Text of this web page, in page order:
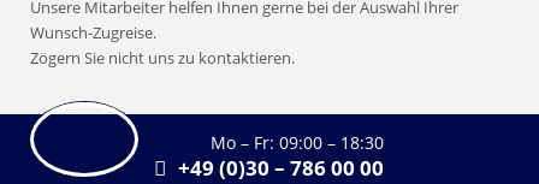
Unsere Mitarbeiter helfen Ihnen gerne bei der Auswahl Ihrer
Wunsch-Zugreise.
Zögern Sie nicht uns zu kontaktieren.
Mo – Fr: 09:00 – 18:30
+49 (0)30 – 786 00 00